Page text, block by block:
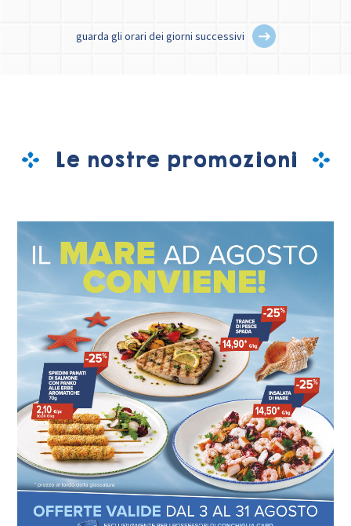
guarda gli orari dei giorni successivi
Le nostre promozioni